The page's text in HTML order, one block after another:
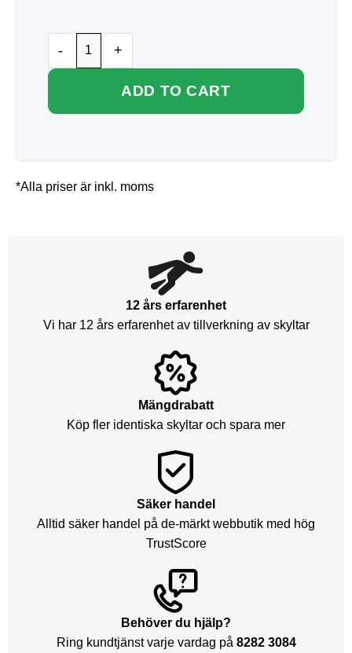
ADD TO CART
*Alla priser är inkl. moms
12 års erfarenhet
Vi har 12 års erfarenhet av tillverkning av skyltar
Mängdrabatt
Köp fler identiska skyltar och spara mer
Säker handel
Alltid säker handel på de-märkt webbutik med hög
TrustScore
Behöver du hjälp?
Ring kundtjänst varje vardag på 8282 3084